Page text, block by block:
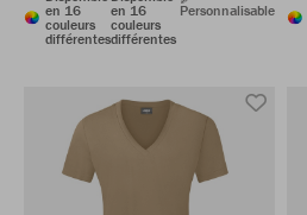
en 16
couleurs
différentes
en 16
couleurs
différentes
Personnalisable